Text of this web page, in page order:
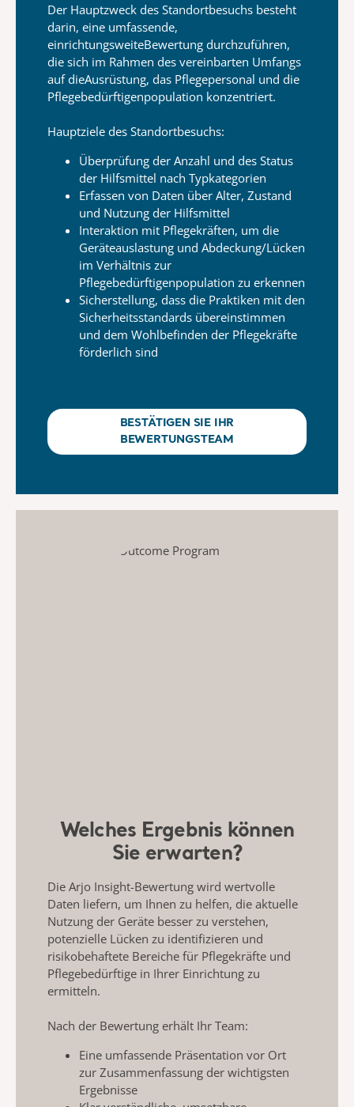
Der Hauptzweck des Standortbesuchs besteht
darin, eine umfassende,
einrichtungsweiteBewertung durchzuführen,
die sich im Rahmen des vereinbarten Umfangs
aufdieAusrüstung, das Pflegepersonal und die
Pflegebedürftigenpopulation konzentriert.
Hauptziele des Standortbesuchs:
Überprüfung der Anzahl und des Status
der Hilfsmittel nach Typkategorien
Erfassen von Daten über Alter, Zustand
und Nutzung der Hilfsmittel
Interaktion mit Pflegekräften, um die
Geräteauslastung und Abdeckung/Lücken
im Verhältnis zur
Pflegebedürftigenpopulation zu erkennen
Sicherstellung, dass die Praktiken mit den
Sicherheitsstandards übereinstimmen
und dem Wohlbefinden der Pflegekräfte
förderlich sind
BESTÄTIGEN SIE IHR
BEWERTUNGSTEAM
Welches Ergebnis können
Sie erwarten?
Die Arjo Insight-Bewertung wird wertvolle
Daten liefern, um Ihnen zu helfen, die aktuelle
Nutzung der Geräte besser zu verstehen,
potenzielle Lücken zu identifizieren und
risikobehaftete Bereiche für Pflegekräfte und
Pflegebedürftige in Ihrer Einrichtung zu
ermitteln.
Nach der Bewertung erhält Ihr Team:
Eine umfassende Präsentation vor Ort
zur Zusammenfassung der wichtigsten
Ergebnisse